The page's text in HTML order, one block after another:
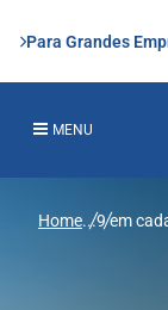
Para Grandes
MENU
Home...9 em